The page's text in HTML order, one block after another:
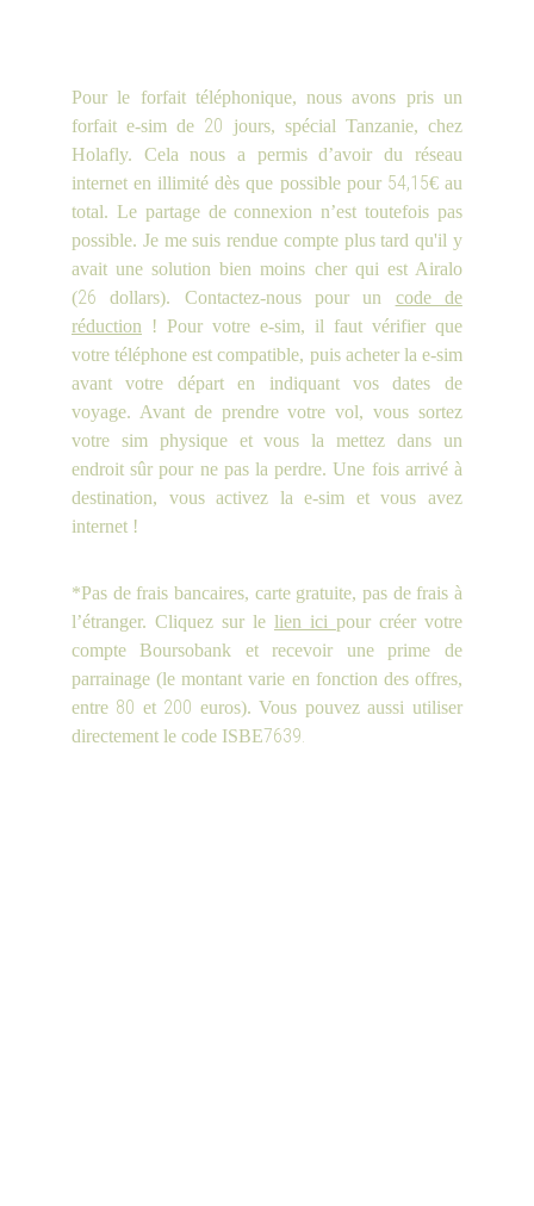
Pour le forfait téléphonique, nous avons pris un
forfait e-sim de 20 jours, spécial Tanzanie, chez
Holafly. Cela nous a permis d’avoir du réseau
internet en illimité dès que possible pour 54,15€ au
total. Le partage de connexion n’est toutefois pas
possible. Je me suis rendue compte plus tard qu'il y
avait une solution bien moins cher qui est Airalo
(26 dollars). Contactez-nous pour un code de
réduction ! Pour votre e-sim, il faut vérifier que
votre téléphone est compatible, puis acheter la e-sim
avant votre départ en indiquant vos dates de
voyage. Avant de prendre votre vol, vous sortez
votre sim physique et vous la mettez dans un
endroit sûr pour ne pas la perdre. Une fois arrivé à
destination, vous activez la e-sim et vous avez
internet !
*Pas de frais bancaires, carte gratuite, pas de frais à
l’étranger. Cliquez sur le lien ici pour créer votre
compte Boursobank et recevoir une prime de
parrainage (le montant varie en fonction des offres,
entre 80 et 200 euros). Vous pouvez aussi utiliser
directement le code ISBE7639.